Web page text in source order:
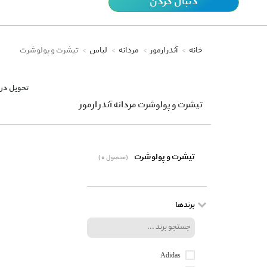
تحویل در
خانه آندر ارمور مردانه لباس تیشرت و پولوشرت
تیشرت و پولوشرت مردانه آندر ارمور
(0 محصول) تیشرت و پولوشرت
برندها
Adidas